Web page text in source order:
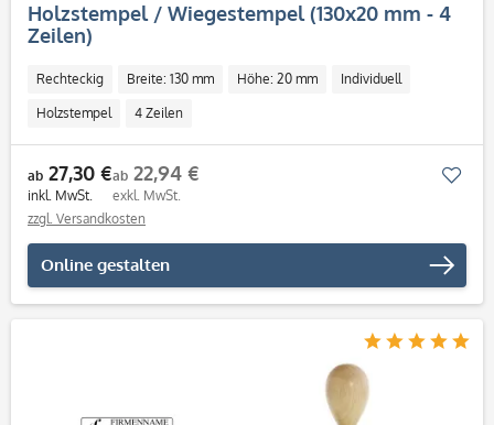
Holzstempel / Wiegestempel (130x20 mm - 4
Zeilen)
Rechteckig Breite: 130 mm Höhe: 20 mm Individuell
Holzstempel 4 Zeilen
ab 27,30 €
inkl. MwSt.
ab 22,94 €
exkl. MwSt.
zzgl. Versandkosten
Online gestalten